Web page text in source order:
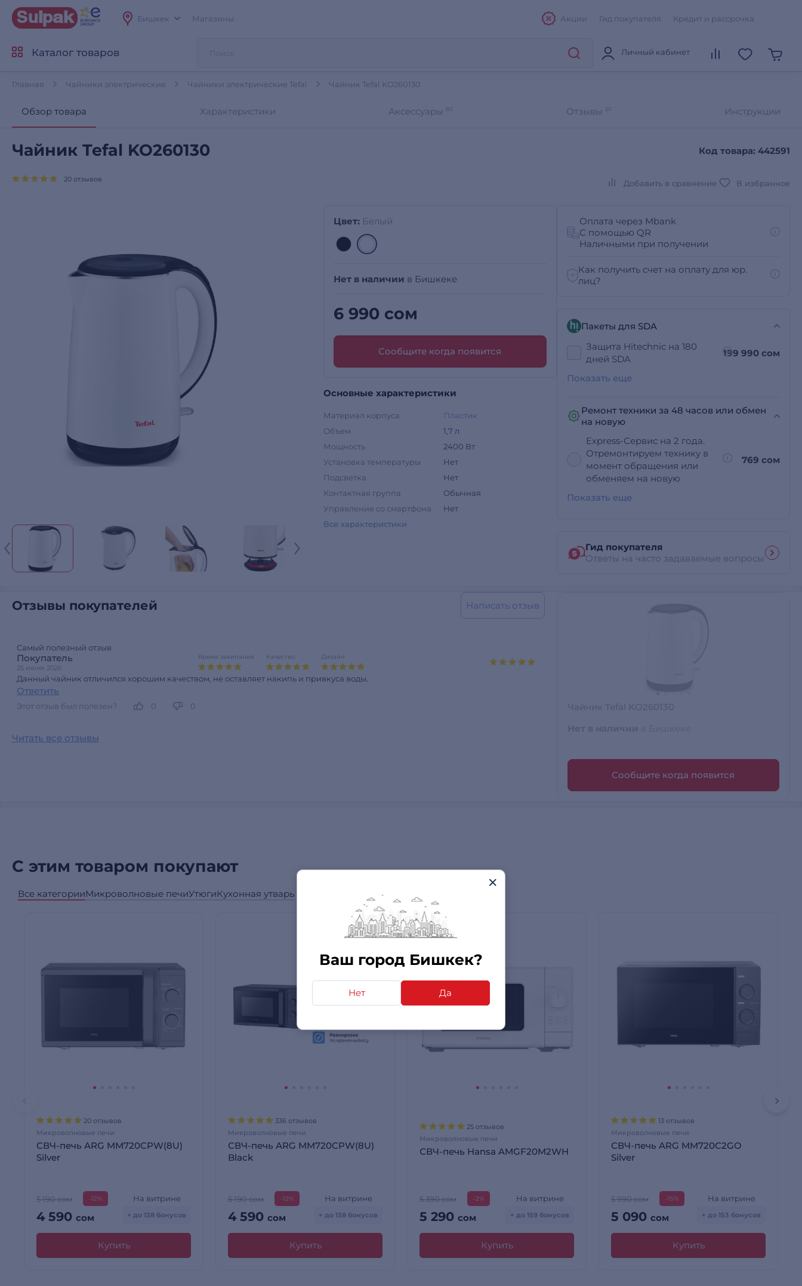
Ваш город Бишкек?
Нет Да
Бишкек Магазины Акции Гид покупателя Кредит и рассрочка
Каталог товаров Личный кабинет
Главная Чайники электрические Чайники электрические Tefal Чайник Tefal KO260130
Обзор товара Характеристики Аксессуары 80 Отзывы 20 Инструкции
Чайник Tefal KO260130 Код товара: 442591
20 отзывов Добавить в сравнение В избранное
Цвет: Белый
Нет в наличии в Бишкеке
6 990 сом
Сообщите когда появится
Основные характеристики
Материал корпуса
Пластик
Объем
1,7 л
Мощность
2400 Вт
Установка температуры
Нет
Подсветка
Нет
Контактная группа
Обычная
Управление со смартфона
Нет
Все характеристики
Оплата через Mbank
С помощью QR
Наличными при получении
Как получить счет на оплату для юр.
лиц?
Пакеты для SDA
Защита Hitechnic на 180
дней SDA
199 990 сом
Показать еще
Ремонт техники за 48 часов или обмен
на новую
Express-Сервис на 2 года.
Отремонтируем технику в
момент обращения или
обменяем на новую
769 сом
Показать еще
Гид покупателя
Ответы на часто задаваемые вопросы
Отзывы покупателей Написать отзыв
Самый полезный отзыв
Покупатель
25 июня 2026
Время закипания Качество Дизайн
Данный чайник отличился хорошим качеством, не оставляет накипь и привкуса воды.
Ответить
Этот отзыв был полезен? 0 0
Читать все отзывы
Сообщите когда появится
С этим товаром покупают
Все категорииМикроволновые печиУтюгиКухонная утварь
20 отзывов
Микроволновые печи
СВЧ-печь ARG MM720CPW(8U)
Silver
5 190 сом -12%
4 590 сом
На витрине
+ до 138 бонусов
Купить
336 отзывов
Микроволновые печи
СВЧ-печь ARG MM720CPW(8U)
Black
5 190 сом -12%
4 590 сом
На витрине
+ до 138 бонусов
Купить
25 отзывов
Микроволновые печи
СВЧ-печь Hansa AMGF20M2WH
5 390 сом -2%
5 290 сом
На витрине
+ до 159 бонусов
Купить
13 отзывов
Микроволновые печи
СВЧ-печь ARG MM720C2GO
Silver
5 990 сом -15%
5 090 сом
На витрине
+ до 153 бонусов
Купить